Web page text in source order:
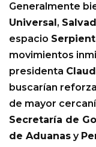
Generalmente
Universal,
espacio
movimientos
presidenta
buscarían
de mayor
Secretaría de
de Aduanas y